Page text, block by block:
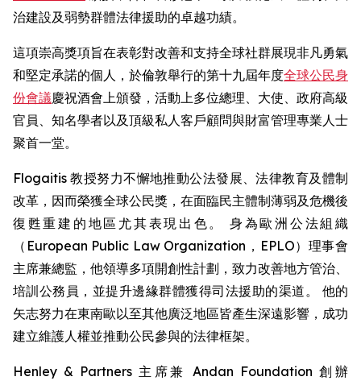
治建設及弱勢群體法律援助的卓越功績。
這項崇高獎項旨在表彰對改善和支持全球社群展現非凡勇氣
和堅定承諾的個人，於倫敦舉行的第十九屆年度全球公民身
份會議慶祝酒會上頒發，活動上多位總理、大使、政府高級
官員、知名學者以及頂級私人客戶顧問與財富管理專業人士
聚首一堂。
Flogaitis 教授努力不懈地推動公法發展、法律教育及體制
改革，因而榮獲全球公民獎，在面臨民主體制薄弱及危機後
復甦重建的地區尤其表現出色。 身為歐洲公法組織
（European Public Law Organization，EPLO）理事會
主席兼總監，他領導多項開創性計劃，致力改善地方管治、
培訓公務員，並提升邊緣群體獲得司法援助的渠道。 他的
矢志努力在東南歐以至其他廣泛地區皆產生深遠影響，成功
建立維護人權並推動公民參與的法律框架。
Henley & Partners 主席兼 Andan Foundation 創辦